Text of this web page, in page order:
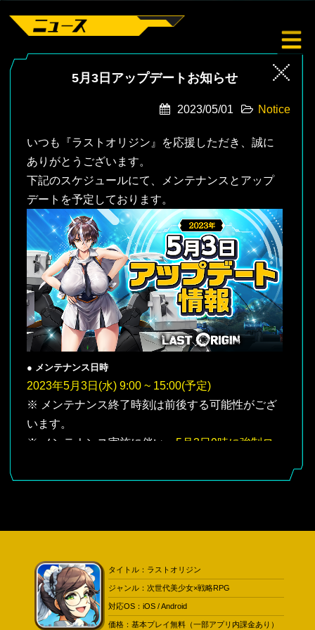
5月3日アップデートお知らせ
2023/05/01 Notice
いつも『ラストオリジン』を応援しただき、誠に
ありがとうございます。
下記のスケジュールにて、メンテナンスとアップ
デートを予定しております。
● メンテナンス日時
2023年5月3日(水) 9:00 ~ 15:00(予定)
※ メンテナンス終了時刻は前後する可能性がござ
います。
※ メンテナンス実施に伴い、 5月3日9時に強制ロ
は返却されませんので、メンテナンス開始 前にロ
旧することはできません。
メンテナンス開始前にアカウントの連動を済ませ
ておくことをお勧めします。
タイトル：ラストオリジン
ジャンル：次世代美少女×戦略RPG
対応OS：iOS / Android
価格：基本プレイ無料（一部アプリ内課金あり）